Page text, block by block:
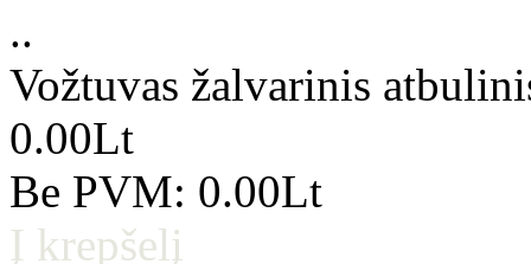
..
Vožtuvas žalvarinis
0.00Lt
Be PVM: 0.00Lt
Į krepšelį